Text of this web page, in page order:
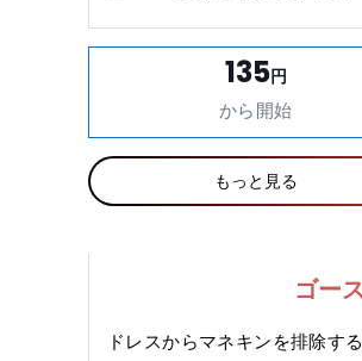
135円
から開始
もっと見る
ゴー
ドレスからマネキンを排除す